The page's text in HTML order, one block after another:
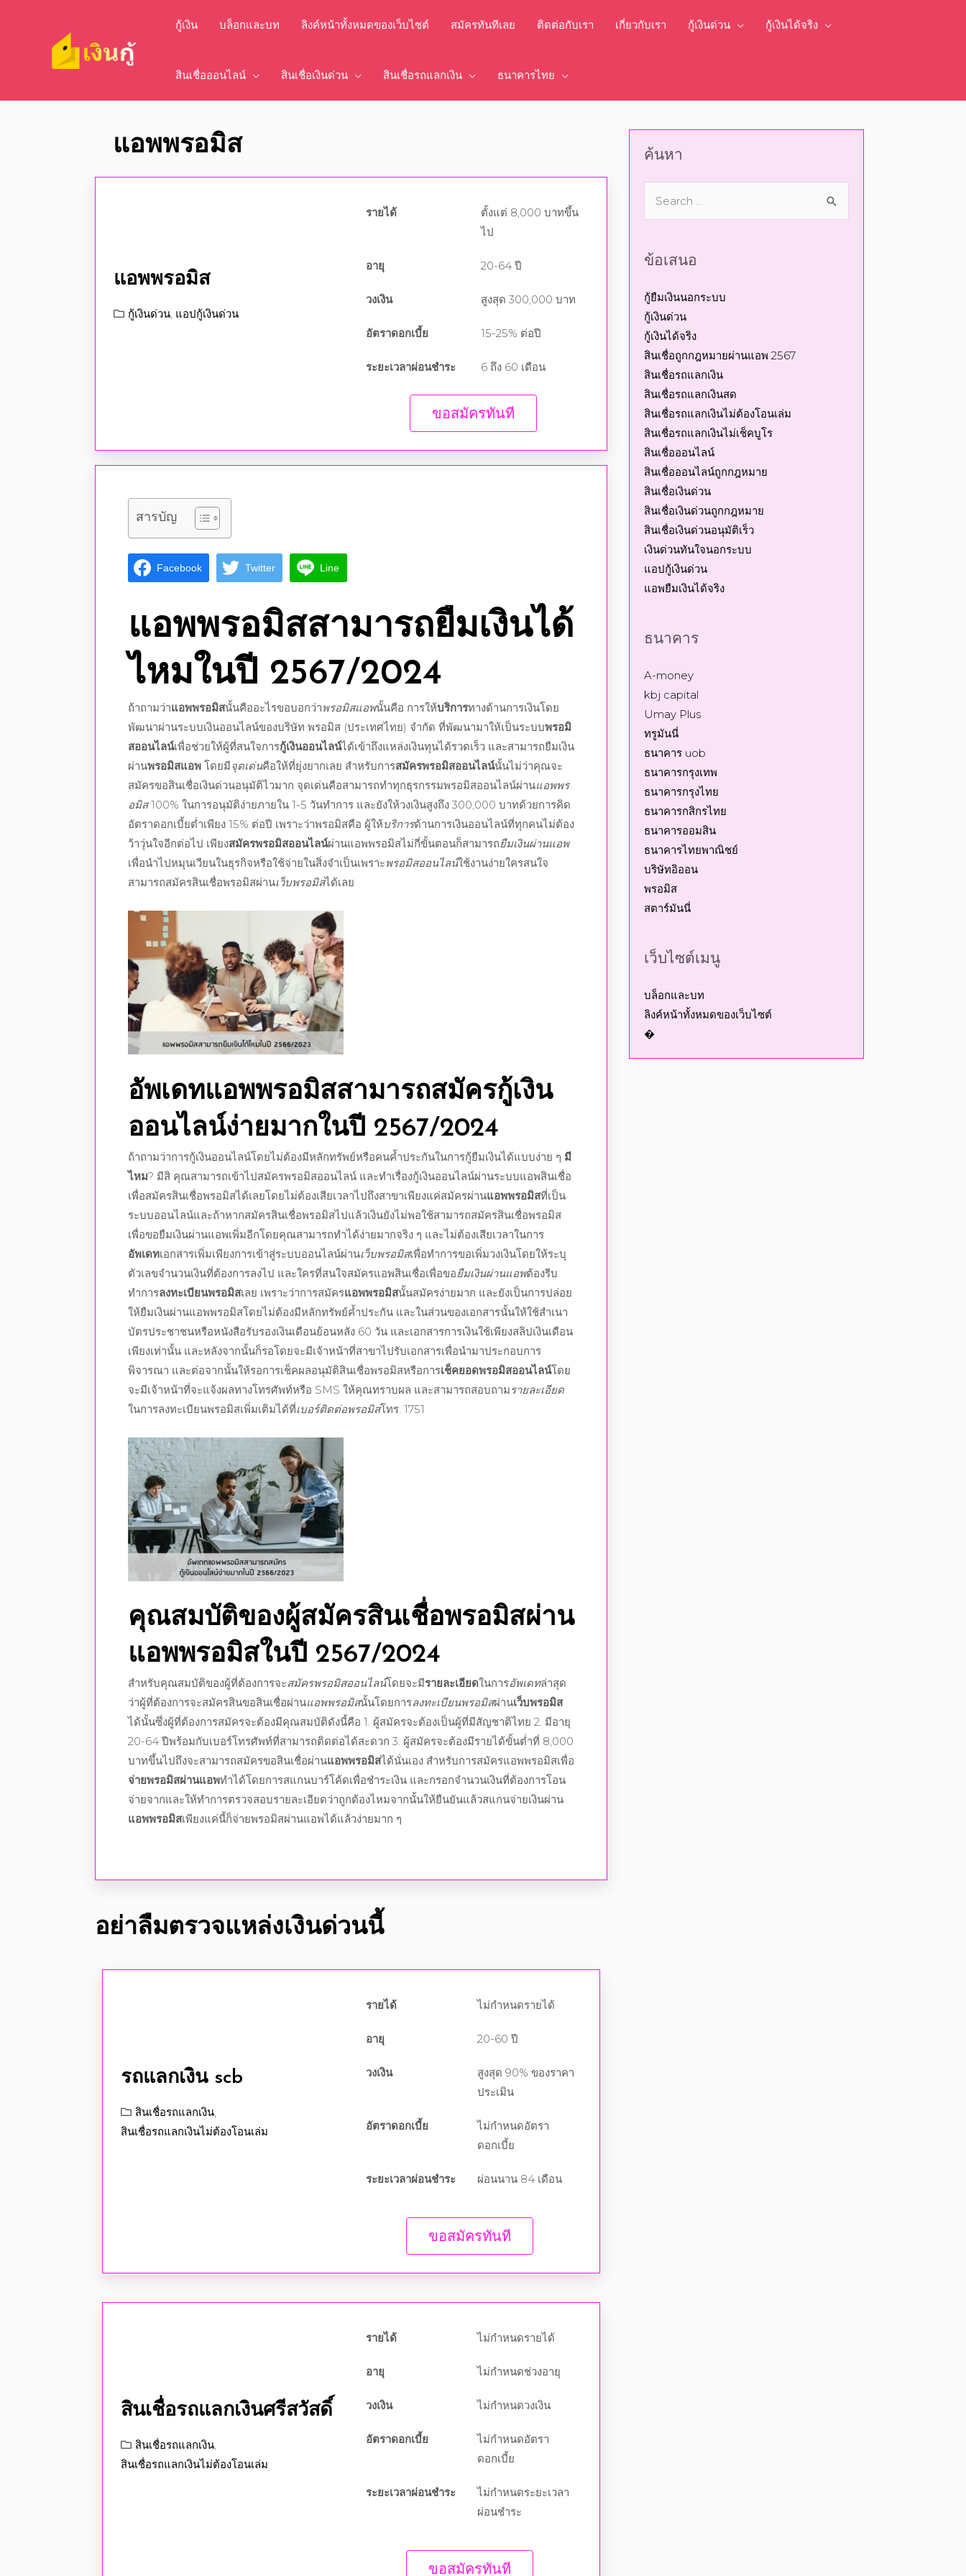
กู้เงิน บล็อกและบท ลิงค์หน้าทั้งหมดของเว็บไซต์ สมัครทันทีเลย ติดต่อกับเรา เกี่ยวกับเรา กู้เงินด่วน กู้เงินได้จริง
สินเชื่อออนไลน์ สินเชื่อเงินด่วน สินเชื่อรถแลกเงิน ธนาคารไทย
แอพพรอมิส
แอพพรอมิส
กู้เงินด่วน, แอปกู้เงินด่วน
รายได้
ตั้งแต่ 8,000 บาทขึ้น
ไป
อายุ 20-64 ปี
วงเงิน สูงสุด 300,000 บาท
อัตราดอกเบี้ย 15-25% ต่อปี
ระยะเวลาผ่อนชำระ 6 ถึง 60 เดือน
ขอสมัครทันที
สารบัญ
Facebook Twitter Line
แอพพรอมิสสามารถยืมเงินได้
ไหมในปี 2567/2024
ถ้าถามว่าแอพพรอมิสนั้นคืออะไรขอบอกว่าพรอมิสแอพนั้นคือ การให้บริการทางด้านการเงินโดย
พัฒนาผ่านระบบเงินออนไลน์ของบริษัท พรอมิส (ประเทศไทย) จำกัด ที่พัฒนามาให้เป็นระบบพรอมิ
สออนไลน์เพื่อช่วยให้ผู้ที่สนใจการกู้เงินออนไลน์ได้เข้าถึงแหล่งเงินทุนได้รวดเร็ว และสามารถยืมเงิน
ผ่านพรอมิสแอพ โดยมีจุดเด่นคือให้ที่ยุ่งยากเลย สำหรับการสมัครพรอมิสออนไลน์นั้นไม่ว่าคุณจะ
สมัครขอสินเชื่อเงินด่วนอนุมัติไวมาก จุดเด่นคือสามารถทำทุกธุรกรรมพรอมิสออนไลน์ผ่านแอพพร
อมิส100% ในการอนุมัติง่ายภายใน 1-5 วันทำการ และยังให้วงเงินสูงถึง 300,000 บาทด้วยการคิด
อัตราดอกเบี้ยต่ำเพียง 15% ต่อปี เพราะว่าพรอมิสคือ ผู้ให้บริการด้านการเงินออนไลน์ที่ทุกคนไม่ต้อง
ว้าวุ่นใจอีกต่อไป เพียงสมัครพรอมิสออนไลน์ผ่านแอพพรอมิสไม่กี่ขั้นตอนก็สามารถยืมเงินผ่านแอพ
เพื่อนำไปหมุนเวียนในธุรกิจหรือใช้จ่ายในสิ่งจำเป็นเพราะพรอมิสออนไลน์ใช้งานง่ายใครสนใจ
สามารถสมัครสินเชื่อพรอมิสผ่านเว็บพรอมิสได้เลย
อัพเดทแอพพรอมิสสามารถสมัครกู้เงิน
ออนไลน์ง่ายมากในปี 2567/2024
ถ้าถามว่าการกู้เงินออนไลน์โดยไม่ต้องมีหลักทรัพย์หรือคนค้ำประกันในการกู้ยืมเงินได้แบบง่าย ๆ มี
ไหม? มีสิ คุณสามารถเข้าไปสมัครพรอมิสออนไลน์ และทำเรื่องกู้เงินออนไลน์ผ่านระบบแอพสินเชื่อ
เพื่อสมัครสินเชื่อพรอมิสได้เลยโดยไม่ต้องเสียเวลาไปถึงสาขาเพียงแค่สมัครผ่านแอพพรอมิสที่เป็น
ระบบออนไลน์และถ้าหากสมัครสินเชื่อพรอมิสไปแล้วเงินยังไม่พอใช้สามารถสมัครสินเชื่อพรอมิส
เพื่อขอยืมเงินผ่านแอพเพิ่มอีกโดยคุณสามารถทำได้ง่ายมากจริง ๆ และไม่ต้องเสียเวลาในการ
อัพเดทเอกสารเพิ่มเพียงการเข้าสู่ระบบออนไลน์ผ่านเว็บพรอมิสเพื่อทำการขอเพิ่มวงเงินโดยให้ระบุ
ตัวเลขจำนวนเงินที่ต้องการลงไป และใครที่สนใจสมัครแอพสินเชื่อเพื่อขอยืมเงินผ่านแอพต้องรีบ
ทำการลงทะเบียนพรอมิสเลย เพราะว่าการสมัครแอพพรอมิสนั้นสมัครง่ายมาก และยังเป็นการปล่อย
ให้ยืมเงินผ่านแอพพรอมิสโดยไม่ต้องมีหลักทรัพย์ค้ำประกัน และในส่วนของเอกสารนั้นให้ใช้สำเนา
บัตรประชาชนหรือหนังสือรับรองเงินเดือนย้อนหลัง 60 วัน และเอกสารการเงินใช้เพียงสลิปเงินเดือน
เพียงเท่านั้น และหลังจากนั้นก็รอโดยจะมีเจ้าหน้าที่สาขาไปรับเอกสารเพื่อนำมาประกอบการ
พิจารณา และต่อจากนั้นให้รอการเช็คผลอนุมัติสินเชื่อพรอมิสหรือการเช็คยอดพรอมิสออนไลน์โดย
จะมีเจ้าหน้าที่จะแจ้งผลทางโทรศัพท์หรือ SMS ให้คุณทราบผล และสามารถสอบถามรายละเอียด
ในการลงทะเบียนพรอมิสเพิ่มเติมได้ที่เบอร์ติดต่อพรอมิสโทร. 1751
คุณสมบัติของผู้สมัครสินเชื่อพรอมิสผ่าน
แอพพรอมิสในปี 2567/2024
สำหรับคุณสมบัติของผู้ที่ต้องการจะสมัครพรอมิสออนไลน์โดยจะมีรายละเอียดในการอัพเดทล่าสุด
ว่าผู้ที่ต้องการจะสมัครสินขอสินเชื่อผ่านแอพพรอมิสนั้นโดยการลงทะเบียนพรอมิสผ่านเว็บพรอมิส
ได้นั้นซึ่งผู้ที่ต้องการสมัครจะต้องมีคุณสมบัติดังนี้คือ 1. ผู้สมัครจะต้องเป็นผู้ที่มีสัญชาติไทย 2. มีอายุ
20-64 ปีพร้อมกับเบอร์โทรศัพท์ที่สามารถติดต่อได้สะดวก 3. ผู้สมัครจะต้องมีรายได้ขั้นต่ำที่ 8,000
บาทขึ้นไปถึงจะสามารถสมัครขอสินเชื่อผ่านแอพพรอมิสได้นั่นเอง สำหรับการสมัครแอพพรอมิสเพื่อ
จ่ายพรอมิสผ่านแอพทำได้โดยการสแกนบาร์โค้ดเพื่อชำระเงิน และกรอกจำนวนเงินที่ต้องการโอน
จ่ายจากและให้ทำการตรวจสอบรายละเอียดว่าถูกต้องไหมจากนั้นให้ยืนยันแล้วสแกนจ่ายเงินผ่าน
แอพพรอมิสเพียงแค่นี้ก็จ่ายพรอมิสผ่านแอพได้แล้วง่ายมาก ๆ
อย่าลืมตรวจแหล่งเงินด่วนนี้
รถแลกเงิน scb
สินเชื่อรถแลกเงิน
สินเชื่อรถแลกเงินไม่ต้องโอนเล่ม
รายได้ ไม่กำหนดรายได้
อายุ 20-60 ปี
วงเงิน
สูงสุด 90% ของราคา
ประเมิน
อัตราดอกเบี้ย
ไม่กำหนดอัตรา
ดอกเบี้ย
ระยะเวลาผ่อนชำระ ผ่อนนาน 84 เดือน
ขอสมัครทันที
สินเชื่อรถแลกเงินศรีสวัสดิ์
สินเชื่อรถแลกเงิน
สินเชื่อรถแลกเงินไม่ต้องโอนเล่ม
รายได้ ไม่กำหนดรายได้
อายุ ไม่กำหนดช่วงอายุ
วงเงิน ไม่กำหนดวงเงิน
อัตราดอกเบี้ย
ไม่กำหนดอัตรา
ดอกเบี้ย
ระยะเวลาผ่อนชำระ
ไม่กำหนดระยะเวลา
ผ่อนชำระ
ขอสมัครทันที
ค้นหา
ข้อเสนอ
กู้ยืมเงินนอกระบบ
กู้เงินด่วน
กู้เงินได้จริง
สินเชื่อถูกกฎหมายผ่านแอพ 2567
สินเชื่อรถแลกเงิน
สินเชื่อรถแลกเงินสด
สินเชื่อรถแลกเงินไม่ต้องโอนเล่ม
สินเชื่อรถแลกเงินไม่เช็คบูโร
สินเชื่อออนไลน์
สินเชื่อออนไลน์ถูกกฎหมาย
สินเชื่อเงินด่วน
สินเชื่อเงินด่วนถูกกฎหมาย
สินเชื่อเงินด่วนอนุมัติเร็ว
เงินด่วนทันใจนอกระบบ
แอปกู้เงินด่วน
แอพยืมเงินได้จริง
ธนาคาร
A-money
kbj capital
Umay Plus
ทรูมันนี่
ธนาคาร uob
ธนาคารกรุงเทพ
ธนาคารกรุงไทย
ธนาคารกสิกรไทย
ธนาคารออมสิน
ธนาคารไทยพาณิชย์
บริษัทอิออน
พรอมิส
สตาร์มันนี่
เว็บไซต์เมนู
บล็อกและบท
ลิงค์หน้าทั้งหมดของเว็บไซต์
�